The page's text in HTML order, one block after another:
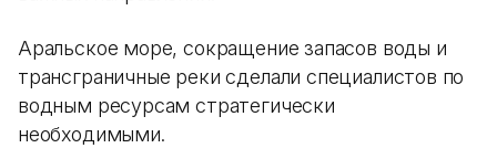
Аральское море, сокращение запасов воды и
трансграничные реки сделали специалистов по
водным ресурсам стратегически
необходимыми.